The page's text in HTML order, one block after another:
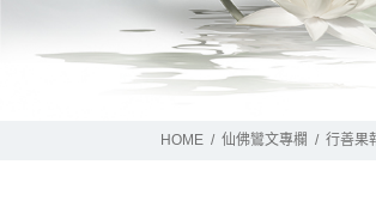
HOME 仙佛鸞文專欄 行善果